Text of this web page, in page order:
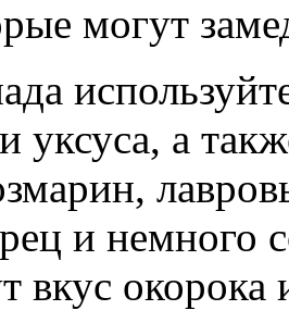
могут
уксуса, а
и немного
вкус